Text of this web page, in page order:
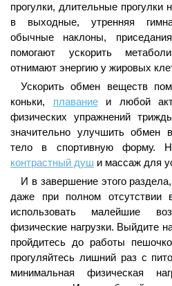
прогулки, длительные прогулки
в выходные, утренняя
обычные наклоны,
помогают ускорить
отнимают энергию у жировых
Ускорить обмен веществ
коньки, плаваниеи любой
физических упражнений
значительно улучшить обмен
тело в спортивную форму.
контрастный душ и массаж для
И в завершение этого
даже при полном отсутствии
использовать малейшие
физические нагрузки. Выйдите
пройдитесь до работы
прогуляйтесь лишний раз с
минимальная физическая